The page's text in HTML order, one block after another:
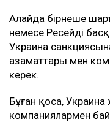
Алайда бірнеше
немесе Ресейдің
Украина
азаматтары мен
керек.
Бұған қоса,
компаниялармен